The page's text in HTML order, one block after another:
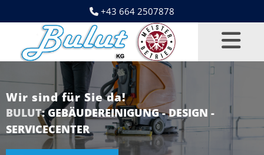
 +43 664 2507878
Wir sind für Sie da!
BULUT:GEBÄUDEREINIGUNG- DESIGN -
SERVICECENTER